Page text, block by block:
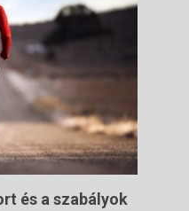
és a szabályok